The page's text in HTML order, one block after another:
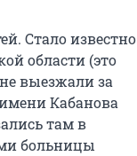
Стало известно
области (это
выезжали за
Кабанова
там в
больницы